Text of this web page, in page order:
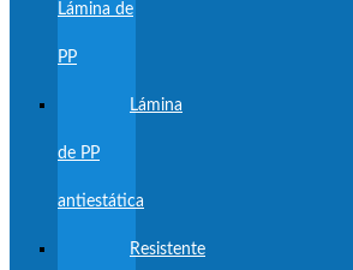
Lámina de
PP
Lámina
de PP
antiestática
Resistente